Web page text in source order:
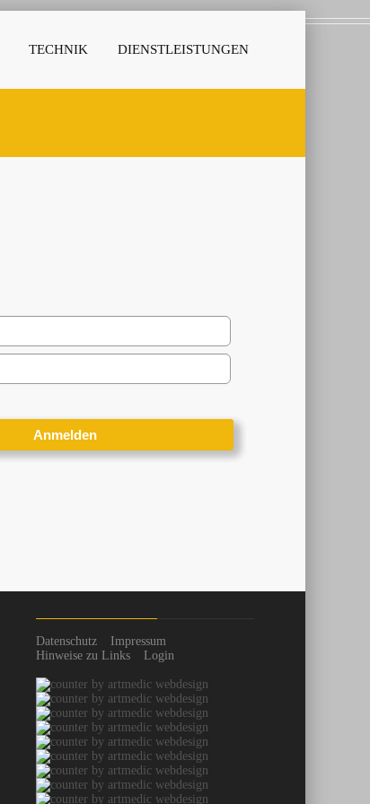
TECHNIK DIENSTLEISTUNGEN
Datenschutz
Impressum
Hinweise zu Links
Login